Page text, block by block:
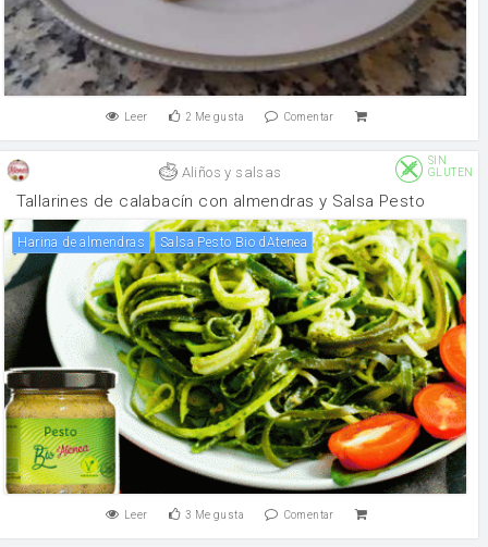
Leer 2 Me gusta Comentar
Aliños y salsas
SIN
GLUTEN
Tallarines de calabacín con almendras y Salsa Pesto
Harina de almendras Salsa Pesto Bio dAtenea
Leer 3 Me gusta Comentar